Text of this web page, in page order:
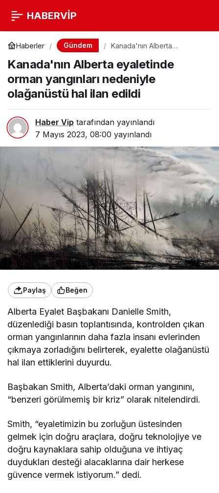
HABERVİP
Haberler Gündem
Kanada'nın Alberta
nedeniyle olağanüstü hal ilan
edildi
Kanada'nın Alberta eyaletinde
orman yangınları nedeniyle
olağanüstü hal ilan edildi
Haber Vip tarafından yayınlandı
7 Mayıs 2023, 08:00 yayınlandı
Paylaş Beğen
Alberta Eyalet Başbakanı Danielle Smith,
düzenlediği basın toplantısında, kontrolden çıkan
orman yangınlarının daha fazla insanı evlerinden
çıkmaya zorladığını belirterek, eyalette olağanüstü
hal ilan ettiklerini duyurdu.
Başbakan Smith, Alberta’daki orman yangınını,
“benzeri görülmemiş bir kriz” olarak nitelendirdi.
Smith, “eyaletimizin bu zorluğun üstesinden
gelmek için doğru araçlara, doğru teknolojiye ve
doğru kaynaklara sahip olduğuna ve ihtiyaç
duydukları desteği alacaklarına dair herkese
güvence vermek istiyorum.” dedi.